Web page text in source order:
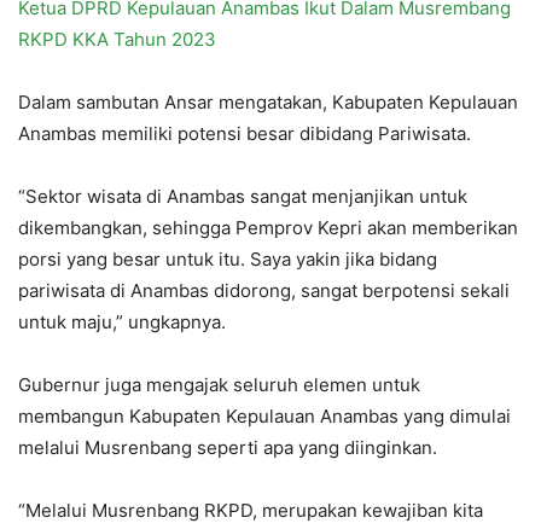
Ketua DPRD Kepulauan Anambas Ikut Dalam Musrembang
RKPD KKA Tahun 2023
Dalam sambutan Ansar mengatakan, Kabupaten Kepulauan
Anambas memiliki potensi besar dibidang Pariwisata.
“Sektor wisata di Anambas sangat menjanjikan untuk
dikembangkan, sehingga Pemprov Kepri akan memberikan
porsi yang besar untuk itu. Saya yakin jika bidang
pariwisata di Anambas didorong, sangat berpotensi sekali
untuk maju,” ungkapnya.
Gubernur juga mengajak seluruh elemen untuk
membangun Kabupaten Kepulauan Anambas yang dimulai
melalui Musrenbang seperti apa yang diinginkan.
“Melalui Musrenbang RKPD, merupakan kewajiban kita